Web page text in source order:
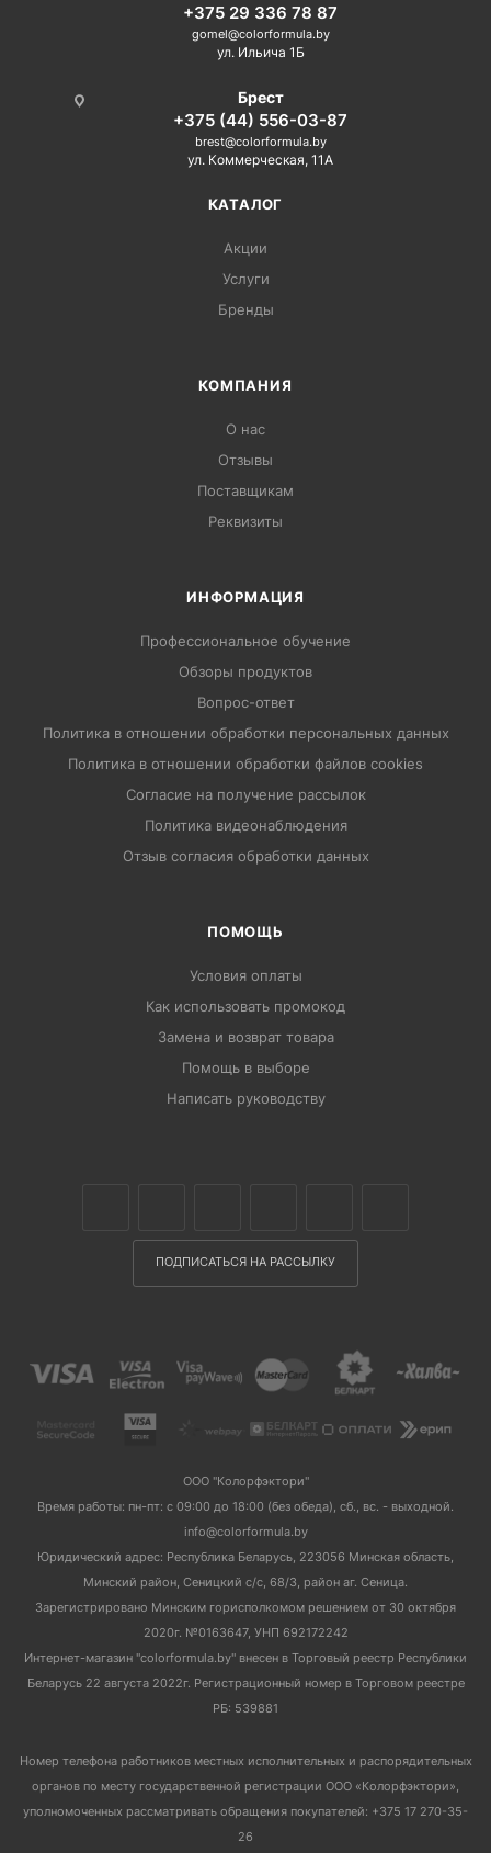
+375 29 336 78 87
gomel@colorformula.by
ул. Ильича 1Б
Брест
+375 (44) 556-03-87
brest@colorformula.by
ул. Коммерческая, 11А
КАТАЛОГ
Акции
Услуги
Бренды
КОМПАНИЯ
О нас
Отзывы
Поставщикам
Реквизиты
ИНФОРМАЦИЯ
Профессиональное обучение
Обзоры продуктов
Вопрос-ответ
Политика в отношении обработки персональных данных
Политика в отношении обработки файлов cookies
Согласие на получение рассылок
Политика видеонаблюдения
Отзыв согласия обработки данных
ПОМОЩЬ
Условия оплаты
Как использовать промокод
Замена и возврат товара
Помощь в выборе
Написать руководству
ПОДПИСАТЬСЯ НА РАССЫЛКУ
ООО "Колорфэктори"
Время работы: пн-пт: с 09:00 до 18:00 (без обеда), сб., вс. - выходной.
info@colorformula.by
Юридический адрес: Республика Беларусь, 223056 Минская область,
Минский район, Сеницкий с/с, 68/3, район аг. Сеница.
Зарегистрировано Минским горисполкомом решением от 30 октября
2020г. №0163647, УНП 692172242
Интернет-магазин "colorformula.by" внесен в Торговый реестр Республики
Беларусь 22 августа 2022г. Регистрационный номер в Торговом реестре
РБ: 539881
Номер телефона работников местных исполнительных и распорядительных
органов по месту государственной регистрации ООО «Колорфэктори»,
уполномоченных рассматривать обращения покупателей: +375 17 270-35-
26